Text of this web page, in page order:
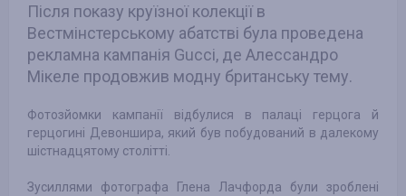
Після показу круїзної колекції в
Вестмінстерському абатстві була проведена
рекламна кампанія Gucci, де Алессандро
Мікеле продовжив модну британську тему.
Фотозйомки кампанії відбулися в палаці герцога й
герцогині Девоншира, який був побудований в далекому
шістнадцятому столітті.
Зусиллями фотографа Глена Лачфорда були зроблені